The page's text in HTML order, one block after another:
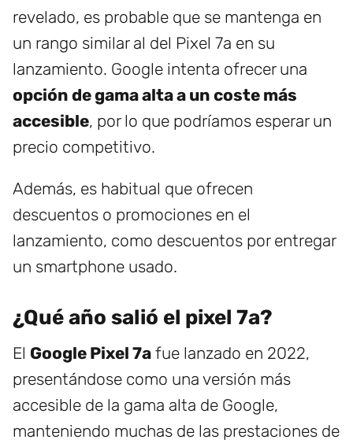
revelado, es probable que se mantenga en
un rango similar al del Pixel 7a en su
lanzamiento. Google intenta ofrecer una
opción de gama alta a un coste más
accesible, por lo que podríamos esperar un
precio competitivo.
Además, es habitual que ofrecen
descuentos o promociones en el
lanzamiento, como descuentos por entregar
un smartphone usado.
¿Qué año salió el pixel 7a?
El Google Pixel 7a fue lanzado en 2022,
presentándose como una versión más
accesible de la gama alta de Google,
manteniendo muchas de las prestaciones de